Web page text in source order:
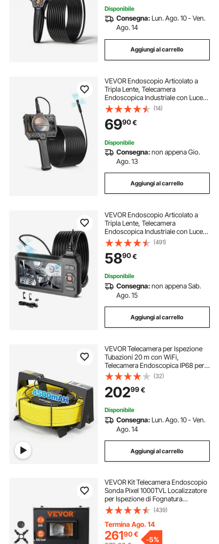
Disponibile
Consegna: Lun. Ago. 10 - Ven.
Ago. 14
Aggiungi al carrello
VEVOR Endoscopio Articolato a
Tripla Lente, Telecamera
Endoscopica Industriale con Luce,
Schermo IPS HD da 5'', Zoom 8x,
Batteria da 5000 mAh, Cavo
Impermeabile IP67 da 10 m, per
Auto e Idraulica
(14)
6990€
Disponibile
Consegna:non appena Gio.
Ago. 13
Aggiungi al carrello
VEVOR Endoscopio Articolato a
Tripla Lente, Telecamera
Endoscopica Industriale con Luce,
Schermo IPS HD da 5'', Zoom 8x,
Risoluzione 1280 x 720, Cavo
Impermeabile IP67 da 5 m, per Auto
e Idraulica
(491)
5890€
Disponibile
Consegna:non appena Sab.
Ago. 15
Aggiungi al carrello
VEVOR Telecamera per Ispezione
Tubazioni 20 m con WiFi,
Telecamera Endoscopica IP68 per
Tubature con 12 LED, Alimentazione
CC, Collegamento a Smartphone e
Tablet, per Ispezione di Fognature e
Scarichi
(32)
20299€
Disponibile
Consegna: Lun. Ago. 10 - Ven.
Ago. 14
Aggiungi al carrello
VEVOR Kit Telecamera Endoscopio
Sonda Pixel 1000TVL Localizzatore
per Ispezione di Fognatura
Schermo LCD Colorata 7 Pollici,
Telecamera Ispezione Sonda Cavo
da 30m per Tubi Angolazione Visiva
130°
(439)
Termina Ago. 14
26190€
-5%